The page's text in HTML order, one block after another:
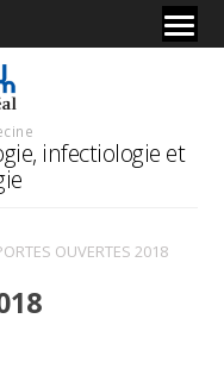
infectiologie et
OUVERTES 2018